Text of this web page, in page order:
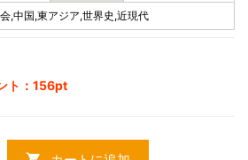
,中国,東アジア,世界史,近現代
ト：156pt